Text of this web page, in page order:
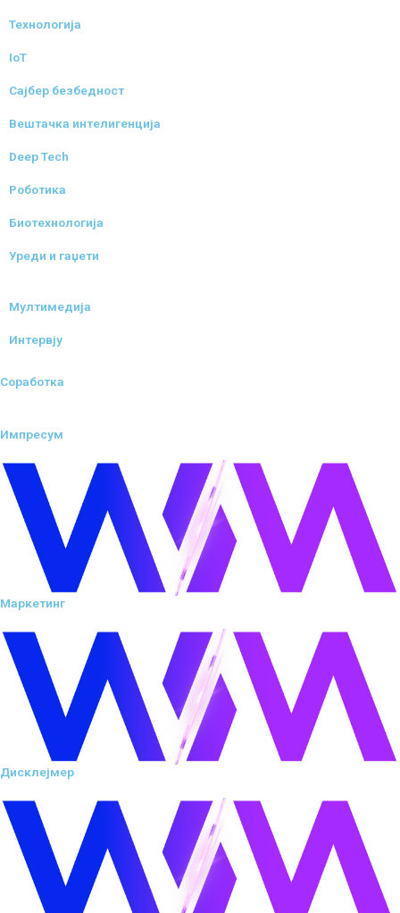
Технологија
IoT
Сајбер безбедност
Вештачка интелигенција
Deep Tech
Роботика
Биотехнологија
Уреди и гаџети
Мултимедија
Интервју
Соработка
Импресум
Маркетинг
Дисклејмер